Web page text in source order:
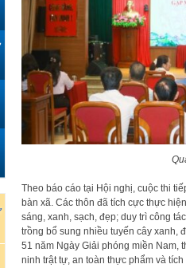
Theo báo cáo tại Hội nghị, cuộc thi
bàn xã. Các thôn đã tích cực thực
sáng, xanh, sạch, đẹp; duy trì công
trồng bổ sung nhiều tuyến cây xanh,
51 năm Ngày Giải phóng miền Nam,
ninh trật tự, an toàn thực phẩm và